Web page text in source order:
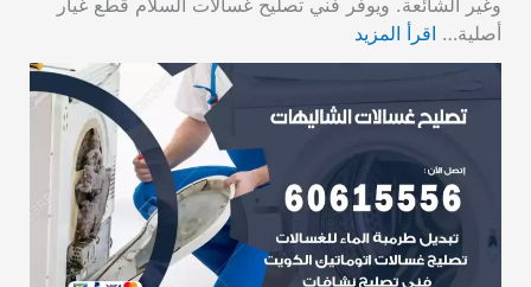
وغير الشائعة. ويوفر فني تصليح غسالات السلام قطع غيار
أصلية… اقرأ المزيد